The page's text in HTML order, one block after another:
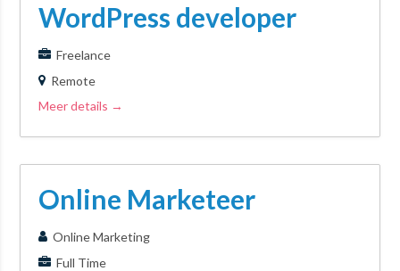
WordPress developer
Freelance
Remote
Meer details
Online Marketeer
Online Marketing
Full Time